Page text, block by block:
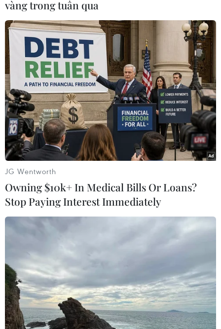
Lực lượng Bộ đội biên phòng đo thân nhiệt cho lao động vào
cảng. (Ảnh: Phạm Cường/TTXVN)
Lao động vào cảng phải xuất trình giấy xét nghiệm âm tính.
(Ảnh: Phạm Cường/TTXVN)
vàng trong tuần qua
JG Wentworth
Owning $10k+ In Medical Bills Or Loans?
Stop Paying Interest Immediately